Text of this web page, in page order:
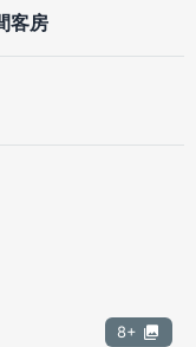
客房
8+